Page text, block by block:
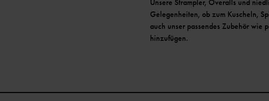
Unsere Strampler, Overalls und
Gelegenheiten, ob zum Kuscheln,
auch unser passendes Zubehör wie
hinzufügen.